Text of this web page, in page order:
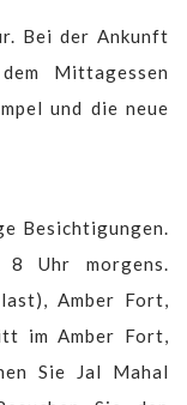
Bei der Ankunft
Mittagessen
und die neue
Besichtigungen.
Uhr morgens.
Amber Fort,
im Amber Fort,
Sie Jal Mahal